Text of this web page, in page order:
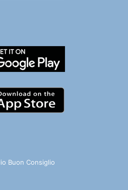
Buon Consiglio